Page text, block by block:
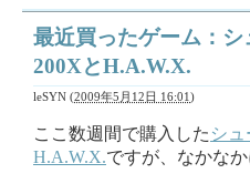
最近買ったゲーム：
200XとH.A.W.X.
leSYN (2009年5月12日 16:01)
ここ数週間で購入した シ
H.A.W.X.ですが、なかなか